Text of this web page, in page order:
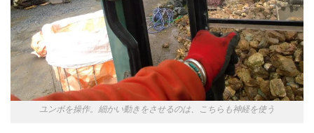
ユンボを操作。細かい動きをさせるのは、こちらも神経を使う